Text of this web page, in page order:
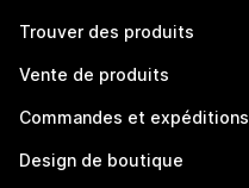
Trouver des produits
Vente de produits
Commandes et expéditions
Design de boutique